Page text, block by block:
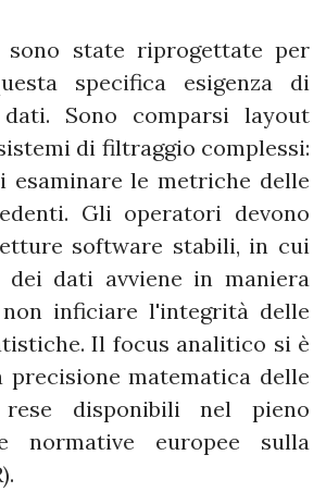
sono state riprogettate per
specifica esigenza di
Sono comparsi layout
di filtraggio complessi:
esaminare le metriche delle
Gli operatori devono
software stabili, in cui
dei dati avviene in maniera
inficiare l'integrità delle
Il focus analitico si è
precisione matematica delle
rese disponibili nel pieno
normative europee sulla